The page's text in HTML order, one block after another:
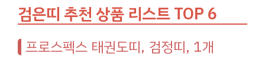
검은띠 추천 상품 리스트 TOP 6
프로스펙스 태권도띠, 검정띠, 1개